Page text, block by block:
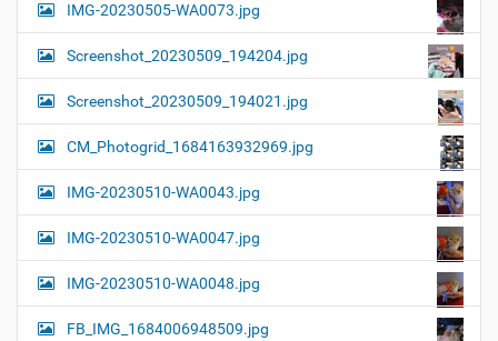
IMG-20230505-WA0073.jpg
Screenshot_20230509_194204.jpg
Screenshot_20230509_194021.jpg
CM_Photogrid_1684163932969.jpg
IMG-20230510-WA0043.jpg
IMG-20230510-WA0047.jpg
IMG-20230510-WA0048.jpg
FB_IMG_1684006948509.jpg